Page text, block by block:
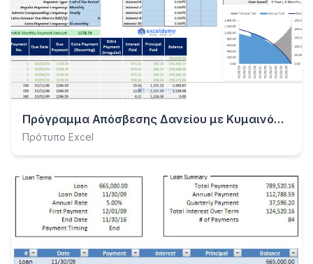
Πρόγραμμα Απόσβεσης Δανείου με Κυμαινόμενο Επιτόκιο
Πρότυπο Excel